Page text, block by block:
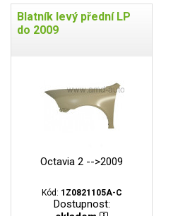
Blatník levý přední LP
do 2009
Octavia 2 -->2009
Kód: 1Z0821105A-C
Dostupnost: